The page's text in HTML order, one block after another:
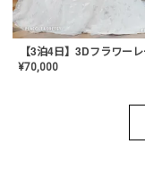
¥70,000